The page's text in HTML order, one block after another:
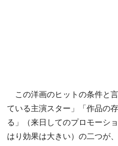
この洋画のヒットの条件と
ている主演スター」「作品の
る」（来日してのプロモーシ
はり効果は大きい）の二つが